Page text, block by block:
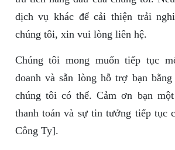
dịch vụ khác để cải thiện trải
chúng tôi, xin vui lòng liên hệ.
Chúng tôi mong muốn tiếp tục
doanh và sẵn lòng hỗ trợ bạn
chúng tôi có thể. Cảm ơn bạn
thanh toán và sự tin tưởng tiếp tục
Công Ty].